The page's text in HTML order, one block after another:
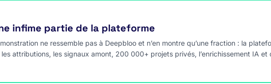
infime partie de la plateforme
ne ressemble pas à Deepbloo et n’en montre qu’une fraction : la
attributions, les signaux amont, 200 000+ projets privés, l’enrichissement IA et